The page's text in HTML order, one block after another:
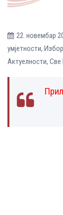
22. новембар
умјетности,
Aктуелности, Све